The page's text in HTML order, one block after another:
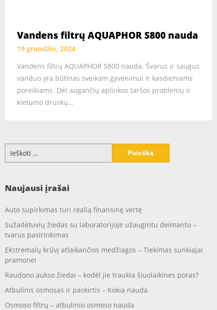
Vandens filtrų AQUAPHOR S800 nauda
19 gruodžio, 2024
Vandens filtrų AQUAPHOR S800 nauda. Švarus ir saugus
vanduo yra būtinas sveikam gyvenimui ir kasdieniams
poreikiams. Dėl augančių aplinkos taršos problemų ir
kietumo druskų…
Ieškoti:
Naujausi įrašai
Auto supirkimas turi realią finansinę vertę
Sužadėtuvių žiedas su laboratorijoje užaugintu deimantu –
tvarus pasirinkimas
Ekstremalų krūvį atlaikančios medžiagos – Tiekimas sunkiajai
pramonei
Raudono aukso žiedai – kodėl jie traukia šiuolaikines poras?
Atbulinis osmosas ir paskirtis – Kokia nauda
Osmoso filtrų – atbulinio osmoso nauda